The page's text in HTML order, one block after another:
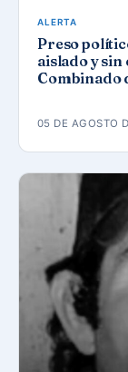
ALERTA
Preso
aislado y
Combinado
05 DE AGOSTO